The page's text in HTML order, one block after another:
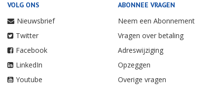
VOLG ONS
Nieuwsbrief
Twitter
Facebook
LinkedIn
Youtube
ABONNEE VRAGEN
Neem een Abonnement
Vragen over betaling
Adreswijziging
Opzeggen
Overige vragen